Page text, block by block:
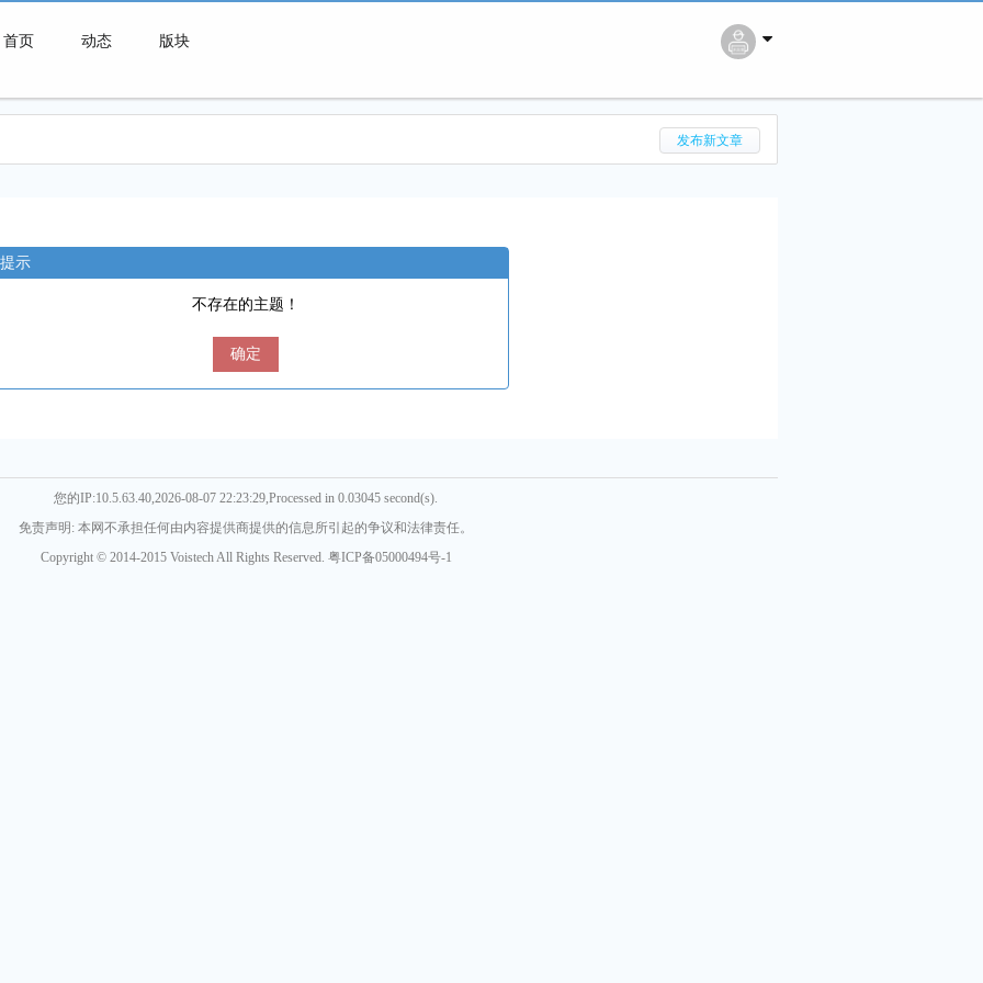
首页 动态 版块
搜 索
发布新文章
提示
不存在的主题！
确定
您的IP:10.5.63.40,2026-08-07 22:23:29,Processed in 0.03045 second(s).
免责声明: 本网不承担任何由内容提供商提供的信息所引起的争议和法律责任。
Copyright © 2014-2015 Voistech All Rights Reserved. 粤ICP备05000494号-1